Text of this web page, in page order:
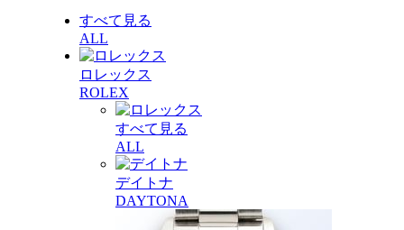
すべて見る
ALL
ロレックス
ROLEX
すべて見る
ALL
デイトナ
DAYTONA